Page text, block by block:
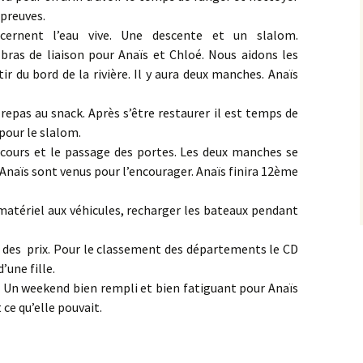
l’eau vive. Une descente et un slalom.
de liaison pour Anaïs et Chloé. Nous aidons les
du bord de la rivière. Il y aura deux manches. Anaïs
au snack. Après s’être restaurer il est temps de
le slalom.
et le passage des portes. Les deux manches se
sont venus pour l’encourager. Anaïs finira 12ème
aux véhicules, recharger les bateaux pendant
prix. Pour le classement des départements le CD
fille.
weekend bien rempli et bien fatiguant pour Anaïs
qu’elle pouvait.